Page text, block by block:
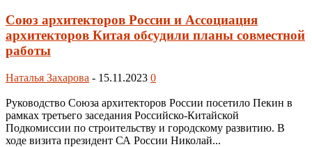
Союз архитекторов России и Ассоциация
архитекторов Китая обсудили планы совместной
работы
Наталья Захарова - 15.11.2023 0
Руководство Союза архитекторов России посетило Пекин в
рамках третьего заседания Российско-Китайской
Подкомиссии по строительству и городскому развитию. В
ходе визита президент СА России Николай...